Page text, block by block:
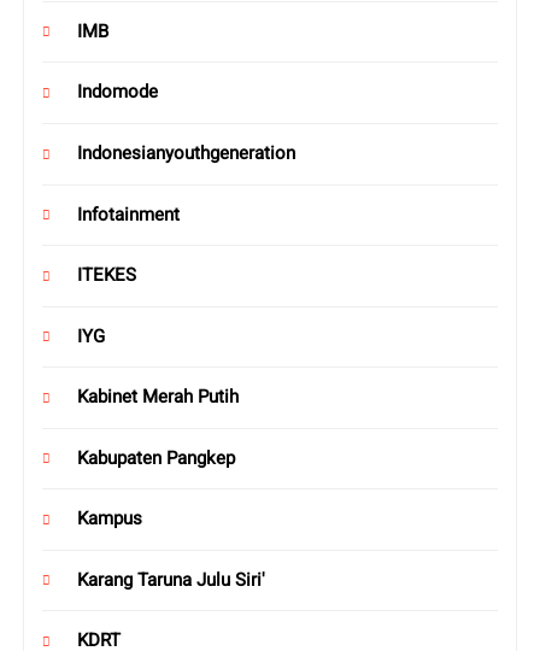
IMB
Indomode
Indonesianyouthgeneration
Infotainment
ITEKES
IYG
Kabinet Merah Putih
Kabupaten Pangkep
Kampus
Karang Taruna Julu Siri'
KDRT